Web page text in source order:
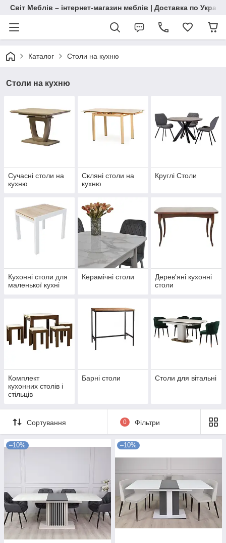
Світ Меблів – інтернет-магазин меблів | Доставка по
Каталог Столи на кухню
Столи на кухню
Сучасні столи на
кухню
Скляні столи на
кухню
Круглі Столи
Кухонні столи для
маленької кухні
Керамічні столи
Дерев'яні кухонні
столи
Комплект
кухонних столів і
стільців
Барні столи Столи для вітальні
Сортування 0 Фільтри
–10% –10%